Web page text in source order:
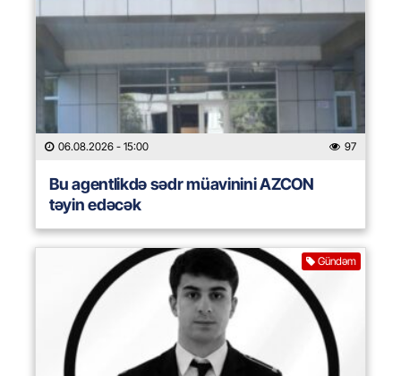
06.08.2026 - 15:00 97
Bu agentlikdə sədr müavinini AZCON
təyin edəcək
Gündəm